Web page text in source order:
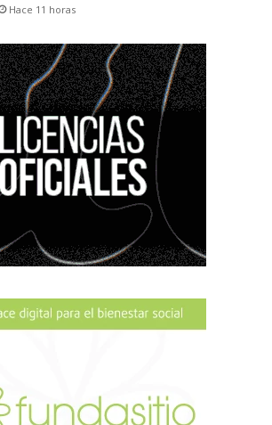
Hace 11 horas